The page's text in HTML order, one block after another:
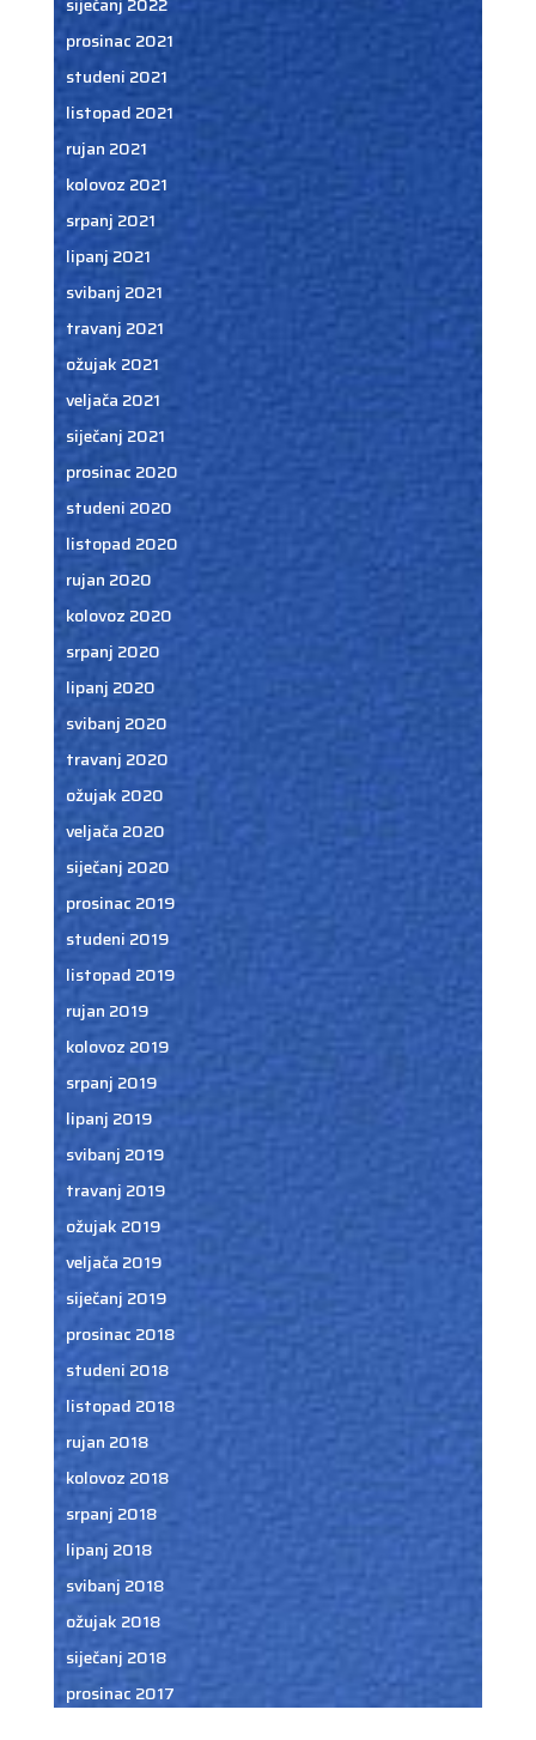
prosinac 2021
studeni 2021
listopad 2021
rujan 2021
kolovoz 2021
srpanj 2021
lipanj 2021
svibanj 2021
travanj 2021
ožujak 2021
veljača 2021
siječanj 2021
prosinac 2020
studeni 2020
listopad 2020
rujan 2020
kolovoz 2020
srpanj 2020
lipanj 2020
svibanj 2020
travanj 2020
ožujak 2020
veljača 2020
siječanj 2020
prosinac 2019
studeni 2019
listopad 2019
rujan 2019
kolovoz 2019
srpanj 2019
lipanj 2019
svibanj 2019
travanj 2019
ožujak 2019
veljača 2019
siječanj 2019
prosinac 2018
studeni 2018
listopad 2018
rujan 2018
kolovoz 2018
srpanj 2018
lipanj 2018
svibanj 2018
ožujak 2018
siječanj 2018
prosinac 2017